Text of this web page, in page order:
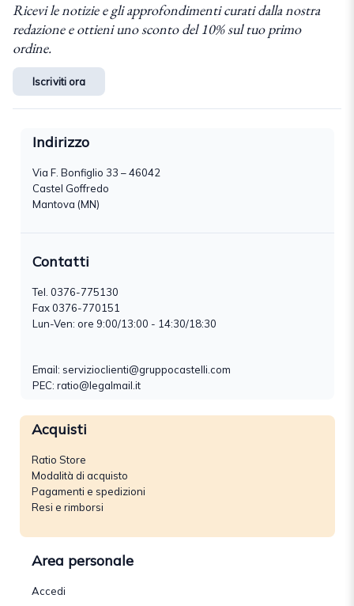
Ricevi le notizie e gli approfondimenti curati dalla nostra
redazione e ottieni uno sconto del 10% sul tuo primo
ordine.
Iscriviti ora
Indirizzo
Via F. Bonfiglio 33 – 46042
Castel Goffredo
Mantova (MN)
Contatti
Tel. 0376-775130
Fax 0376-770151
Lun-Ven: ore 9:00/13:00 - 14:30/18:30
Email: servizioclienti@gruppocastelli.com
PEC: ratio@legalmail.it
Acquisti
Ratio Store
Modalità di acquisto
Pagamenti e spedizioni
Resi e rimborsi
Area personale
Accedi